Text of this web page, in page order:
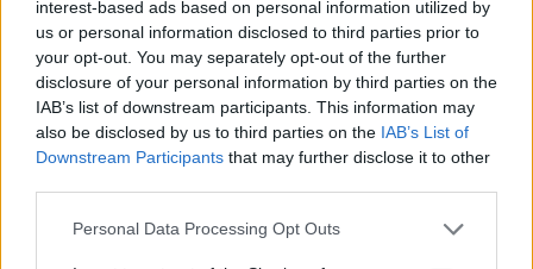
interest-based ads based on personal information utilized by
us or personal information disclosed to third parties prior to
your opt-out. You may separately opt-out of the further
disclosure of your personal information by third parties on the
IAB’s list of downstream participants. This information may
also be disclosed by us to third parties on the IAB’s List of
Downstream Participants that may further disclose it to other
Personal Data Processing Opt Outs
Katër klubet e mëdha
europiane në garë për
sulmuesin e Brentfordit, Igor
Thiago
Tajfuni “Dolphin” prek Azinë,
banorë evakuohen